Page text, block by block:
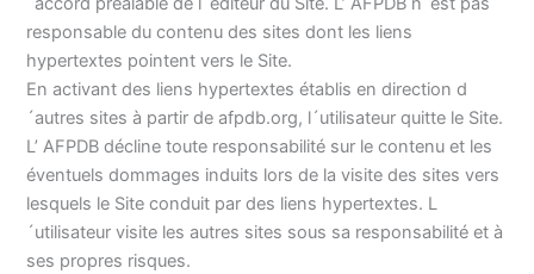
responsable du contenu des sites dont les liens
hypertextes pointent vers le Site.
En activant des liens hypertextes établis en direction d
´autres sites à partir de afpdb.org, l´utilisateur quitte le Site.
L’ AFPDB décline toute responsabilité sur le contenu et les
éventuels dommages induits lors de la visite des sites vers
lesquels le Site conduit par des liens hypertextes. L
´utilisateur visite les autres sites sous sa responsabilité et à
ses propres risques.